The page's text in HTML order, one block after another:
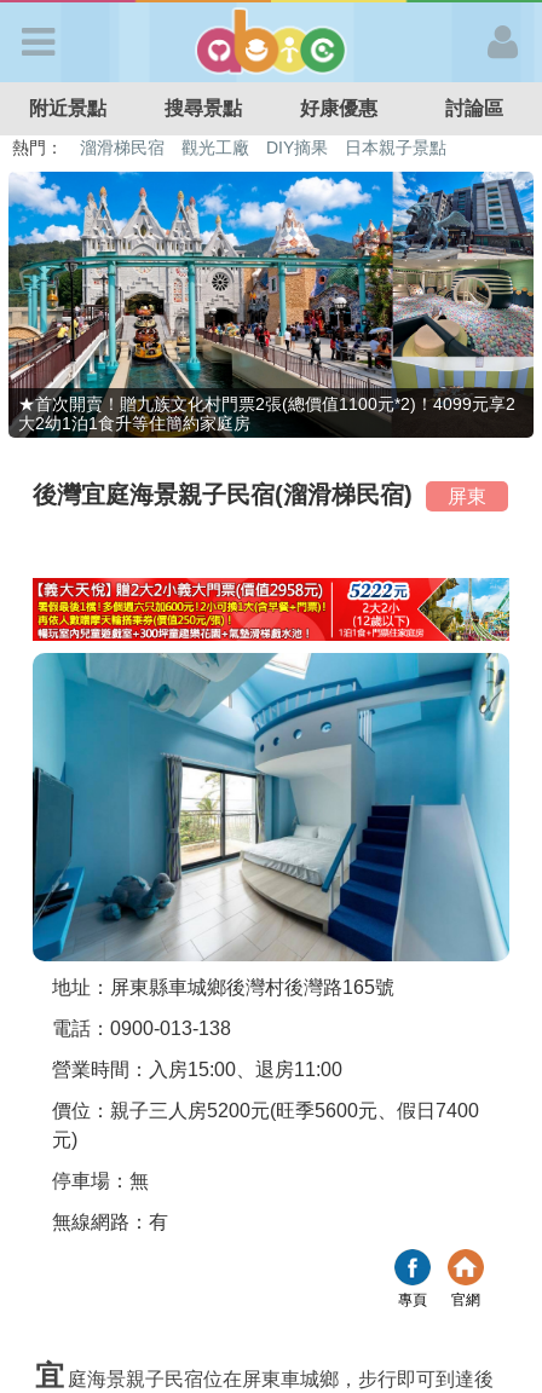
APP登入
首 頁
搜尋景點
好康優惠
最新消息
最新留言
商家合作
推薦景點
聯絡我們
APP下載
附近景點 搜尋景點 好康優惠 討論區
熱門： 溜滑梯民宿 觀光工廠 DIY摘果
日本親子景點
特色遊戲場
親子住房優惠 台北親子餐廳 溫泉泡湯SPA
★首次開賣！贈九族文化村門票2張(總價值1100元*2)！4099元享2
大2幼1泊1食升等住簡約家庭房
後灣宜庭海景親子民宿(溜滑梯民宿) 屏東
地址：屏東縣車城鄉後灣村後灣路165號
電話：0900-013-138
營業時間：入房15:00、退房11:00
價位：親子三人房5200元(旺季5600元、假日7400
元)
停車場：無
無線網路：有
專頁 官網
宜 庭海景親子民宿位在屏東車城鄉，步行即可到達後